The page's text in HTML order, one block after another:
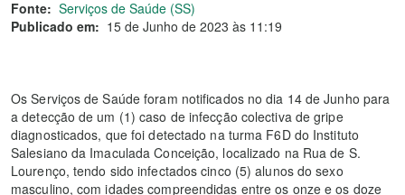
Fonte: Serviços de Saúde (SS)
Publicado em: 15 de Junho de 2023 às 11:19
Os Serviços de Saúde foram notificados no dia 14 de Junho para
a detecção de um (1) caso de infecção colectiva de gripe
diagnosticados, que foi detectado na turma F6D do Instituto
Salesiano da Imaculada Conceição, localizado na Rua de S.
Lourenço, tendo sido infectados cinco (5) alunos do sexo
masculino, com idades compreendidas entre os onze e os doze